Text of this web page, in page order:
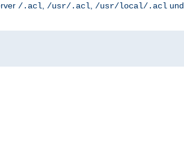
/.acl, /usr/.acl, /usr/local/.acl und